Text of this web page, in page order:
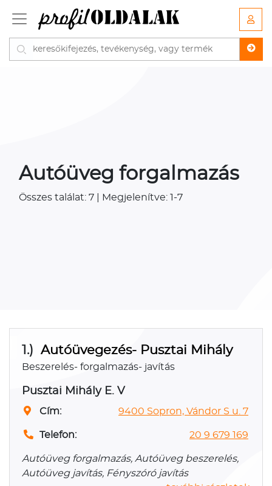
Autóüveg forgalmazás
Összes találat: 7 | Megjelenítve: 1-7
1.) Autóüvegezés- Pusztai Mihály
Beszerelés- forgalmazás- javítás
Pusztai Mihály E. V
Cím: 9400 Sopron, Vándor S u. 7
Telefon: 20 9 679 169
Autóüveg forgalmazás, Autóüveg beszerelés,
Autóüveg javítás, Fényszóró javítás